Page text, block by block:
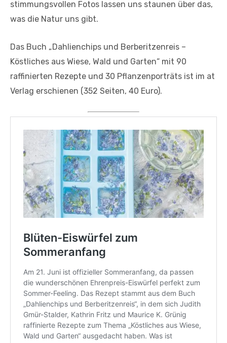
stimmungsvollen Fotos lassen uns staunen über das,
was die Natur uns gibt.
Das Buch „Dahlienchips und Berberitzenreis –
Köstliches aus Wiese, Wald und Garten“ mit 90
raffinierten Rezepte und 30 Pflanzenporträts ist im at
Verlag erschienen (352 Seiten, 40 Euro).